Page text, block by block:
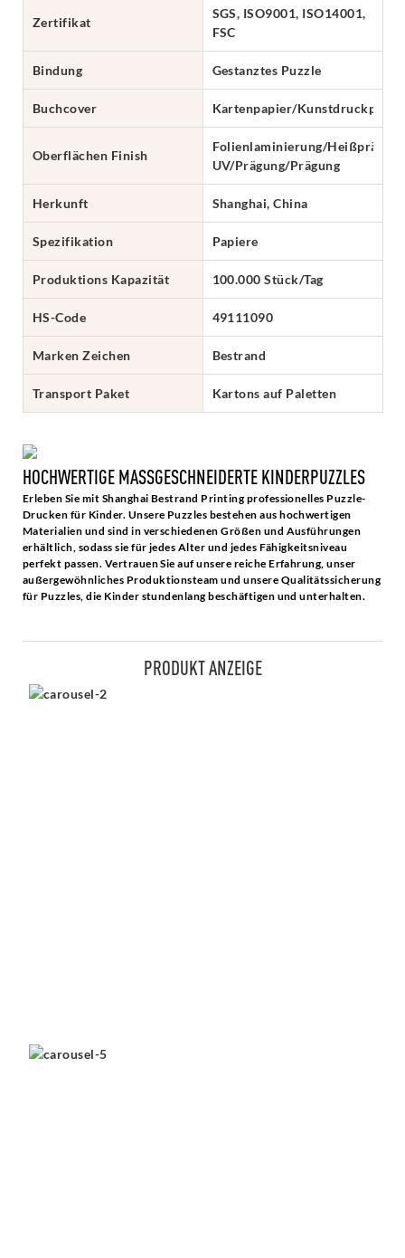
Zertifikat
SGS, ISO9001, ISO14001,
FSC
Bindung Gestanztes Puzzle
Buchcover Kartenpapier/
Oberflächen Finish
Folienlaminierung/
UV/Prägung/Prägung
Herkunft Shanghai, China
Spezifikation Papiere
Produktions Kapazität 100.000 Stück/Tag
HS-Code 49111090
Marken Zeichen Bestrand
Transport Paket Kartons auf Paletten
HOCHWERTIGE MASSGESCHNEIDERTE KINDERPUZZLES
Erleben Sie mit Shanghai Bestrand Printing professionelles Puzzle-
Drucken für Kinder. Unsere Puzzles bestehen aus hochwertigen
Materialien und sind in verschiedenen Größen und Ausführungen
erhältlich, sodass sie für jedes Alter und jedes Fähigkeitsniveau
perfekt passen. Vertrauen Sie auf unsere reiche Erfahrung, unser
außergewöhnliches Produktionsteam und unsere Qualitätssicherung
für Puzzles, die Kinder stundenlang beschäftigen und unterhalten.
PRODUKT ANZEIGE